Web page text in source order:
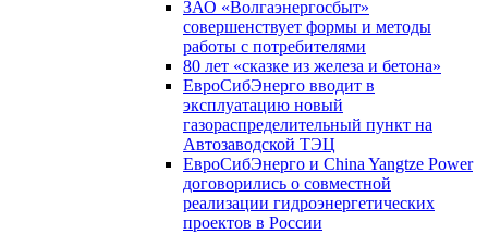
ЗАО «Волгаэнергосбыт»
совершенствует формы и методы
работы с потребителями
80 лет «сказке из железа и бетона»
ЕвроСибЭнерго вводит в
эксплуатацию новый
газораспределительный пункт на
Автозаводской ТЭЦ
ЕвроСибЭнерго и China Yangtze Power
договорились о совместной
реализации гидроэнергетических
проектов в России